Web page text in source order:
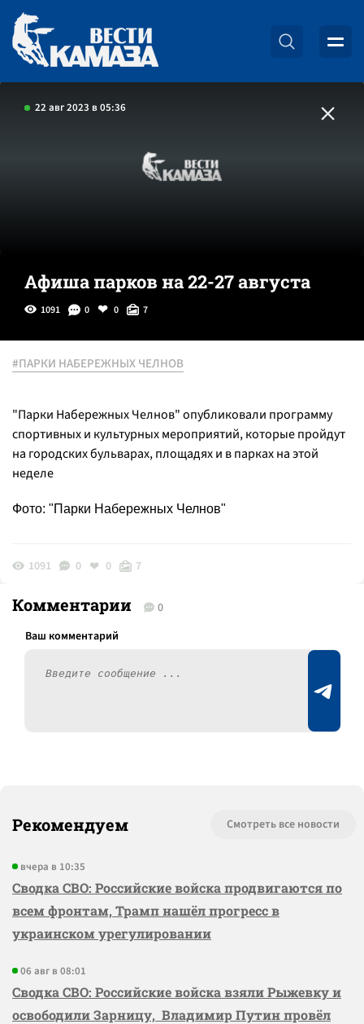
22 авг 2023 в 05:36
Афиша парков на 22-27 августа
1091 0 0 7
#ПАРКИ НАБЕРЕЖНЫХ ЧЕЛНОВ
"Парки Набережных Челнов" опубликовали программу
спортивных и культурных мероприятий, которые пройдут
на городских бульварах, площадях и в парках на этой
неделе
Фото: "Парки Набережных Челнов"
1091 0 0 7
Комментарии 0
Рекомендуем Смотреть все новости
вчера в 10:35
Сводка СВО: Российские войска продвигаются по
всем фронтам, Трамп нашёл прогресс в
украинском урегулировании
06 авг в 08:01
Сводка СВО: Российские войска взяли Рыжевку и
освободили Зарницу, Владимир Путин провёл